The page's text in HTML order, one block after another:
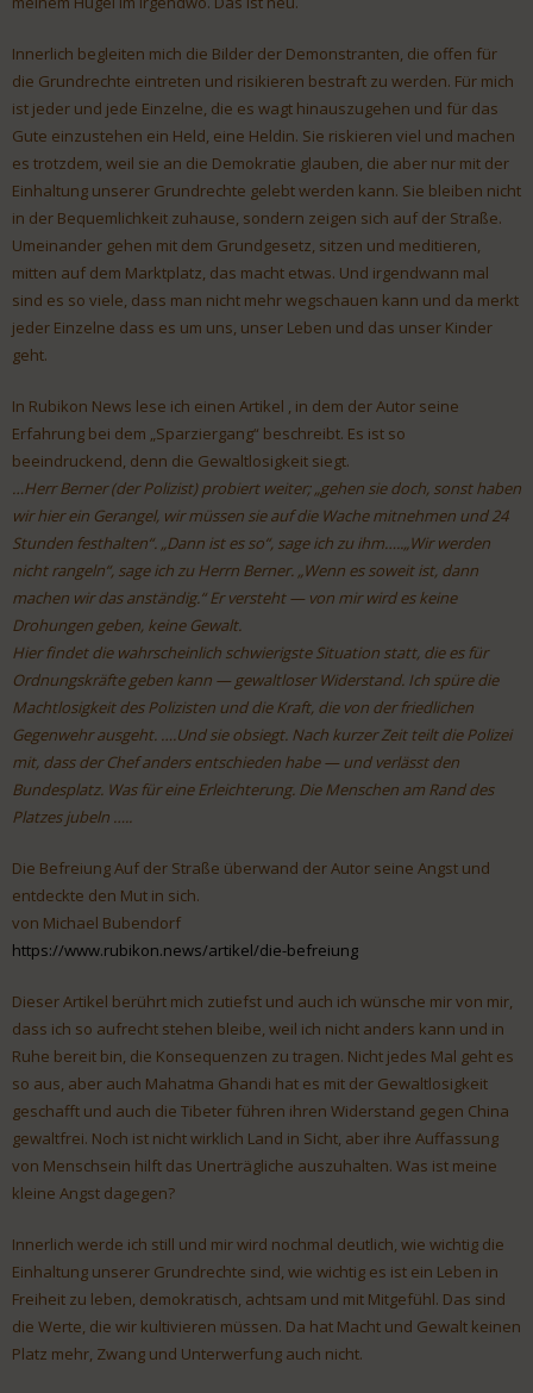
Innerlich begleiten mich die Bilder der Demonstranten, die offen für
die Grundrechte eintreten und risikieren bestraft zu werden. Für mich
ist jeder und jede Einzelne, die es wagt hinauszugehen und für das
Gute einzustehen ein Held, eine Heldin. Sie riskieren viel und machen
es trotzdem, weil sie an die Demokratie glauben, die aber nur mit der
Einhaltung unserer Grundrechte gelebt werden kann. Sie bleiben nicht
in der Bequemlichkeit zuhause, sondern zeigen sich auf der Straße.
Umeinander gehen mit dem Grundgesetz, sitzen und meditieren,
mitten auf dem Marktplatz, das macht etwas. Und irgendwann mal
sind es so viele, dass man nicht mehr wegschauen kann und da merkt
jeder Einzelne dass es um uns, unser Leben und das unser Kinder
geht.
In Rubikon News lese ich einen Artikel , in dem der Autor seine
Erfahrung bei dem „Sparziergang“ beschreibt. Es ist so
beeindruckend, denn die Gewaltlosigkeit siegt.
…Herr Berner (der Polizist) probiert weiter; „gehen sie doch, sonst haben
wir hier ein Gerangel, wir müssen sie auf die Wache mitnehmen und 24
Stunden festhalten“. „Dann ist es so“, sage ich zu ihm…..„Wir werden
nicht rangeln“, sage ich zu Herrn Berner. „Wenn es soweit ist, dann
machen wir das anständig.“ Er versteht — von mir wird es keine
Drohungen geben, keine Gewalt.
Hier findet die wahrscheinlich schwierigste Situation statt, die es für
Ordnungskräfte geben kann — gewaltloser Widerstand. Ich spüre die
Machtlosigkeit des Polizisten und die Kraft, die von der friedlichen
Gegenwehr ausgeht. ….Und sie obsiegt. Nach kurzer Zeit teilt die Polizei
mit, dass der Chef anders entschieden habe — und verlässt den
Bundesplatz. Was für eine Erleichterung. Die Menschen am Rand des
Platzes jubeln …..
Die Befreiung Auf der Straße überwand der Autor seine Angst und
entdeckte den Mut in sich.
von Michael Bubendorf
https://www.rubikon.news/artikel/die-befreiung
Dieser Artikel berührt mich zutiefst und auch ich wünsche mir von mir,
dass ich so aufrecht stehen bleibe, weil ich nicht anders kann und in
Ruhe bereit bin, die Konsequenzen zu tragen. Nicht jedes Mal geht es
so aus, aber auch Mahatma Ghandi hat es mit der Gewaltlosigkeit
geschafft und auch die Tibeter führen ihren Widerstand gegen China
gewaltfrei. Noch ist nicht wirklich Land in Sicht, aber ihre Auffassung
von Menschsein hilft das Unerträgliche auszuhalten. Was ist meine
kleine Angst dagegen?
Innerlich werde ich still und mir wird nochmal deutlich, wie wichtig die
Einhaltung unserer Grundrechte sind, wie wichtig es ist ein Leben in
Freiheit zu leben, demokratisch, achtsam und mit Mitgefühl. Das sind
die Werte, die wir kultivieren müssen. Da hat Macht und Gewalt keinen
Platz mehr, Zwang und Unterwerfung auch nicht.